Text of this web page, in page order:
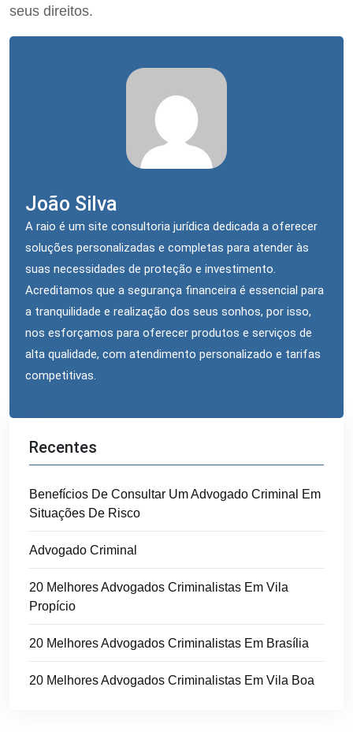
seus direitos.
João Silva
A raio é um site consultoria jurídica dedicada a oferecer
soluções personalizadas e completas para atender às
suas necessidades de proteção e investimento.
Acreditamos que a segurança financeira é essencial para
a tranquilidade e realização dos seus sonhos, por isso,
nos esforçamos para oferecer produtos e serviços de
alta qualidade, com atendimento personalizado e tarifas
competitivas.
Recentes
Benefícios De Consultar Um Advogado Criminal Em
Situações De Risco
Advogado Criminal
20 Melhores Advogados Criminalistas Em Vila
Propício
20 Melhores Advogados Criminalistas Em Brasília
20 Melhores Advogados Criminalistas Em Vila Boa